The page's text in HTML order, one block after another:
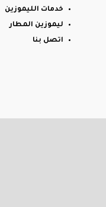
خدمات الليموزين
ليموزين المطار
اتصل بنا